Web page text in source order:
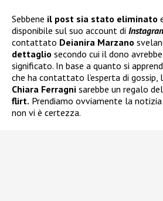
Sebbene il post sia stato eliminato
disponibile sul suo account di
contattato Deianira Marzano
dettaglio secondo cui il dono
significato. In base a quanto si
che ha contattato l’esperta di gossip,
Chiara Ferragni sarebbe un regalo
flirt. Prendiamo ovviamente la
non vi è certezza.